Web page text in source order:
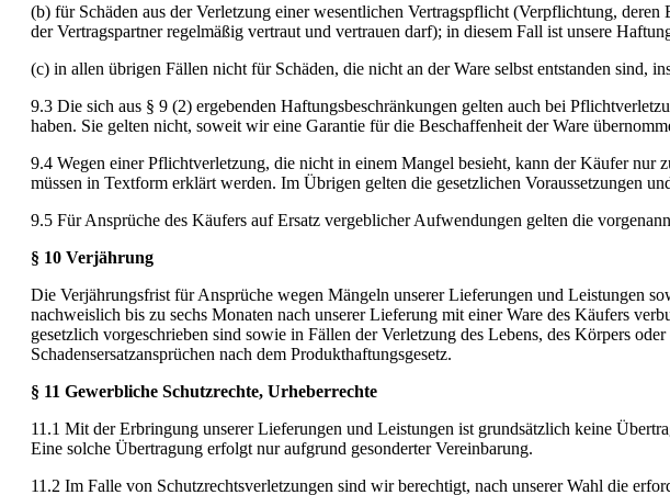
(b) für Schäden aus der Verletzung einer wesentlichen Vertragspflicht (Verpflichtung,
der Vertragspartner regelmäßig vertraut und vertrauen darf); in diesem Fall ist unsere
(c) in allen übrigen Fällen nicht für Schäden, die nicht an der Ware selbst entstanden sind,
9.3 Die sich aus § 9 (2) ergebenden Haftungsbeschränkungen gelten auch bei
haben. Sie gelten nicht, soweit wir eine Garantie für die Beschaffenheit der Ware
9.4 Wegen einer Pflichtverletzung, die nicht in einem Mangel besieht, kann der Käufer
müssen in Textform erklärt werden. Im Übrigen gelten die gesetzlichen Voraussetzungen
9.5 Für Ansprüche des Käufers auf Ersatz vergeblicher Aufwendungen gelten die
§ 10 Verjährung
Die Verjährungsfrist für Ansprüche wegen Mängeln unserer Lieferungen und Leistungen
nachweislich bis zu sechs Monaten nach unserer Lieferung mit einer Ware des Käufers
gesetzlich vorgeschrieben sind sowie in Fällen der Verletzung des Lebens, des Körpers
Schadensersatzansprüchen nach dem Produkthaftungsgesetz.
§ 11 Gewerbliche Schutzrechte, Urheberrechte
11.1 Mit der Erbringung unserer Lieferungen und Leistungen ist grundsätzlich keine
Eine solche Übertragung erfolgt nur aufgrund gesonderter Vereinbarung.
11.2 Im Falle von Schutzrechtsverletzungen sind wir berechtigt, nach unserer Wahl die